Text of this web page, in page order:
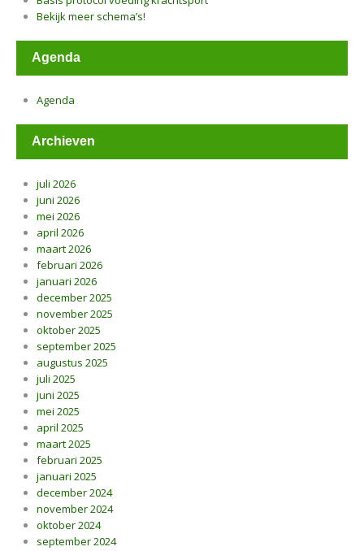
Bekijk meer schema’s!
Agenda
Agenda
Archieven
juli 2026
juni 2026
mei 2026
april 2026
maart 2026
februari 2026
januari 2026
december 2025
november 2025
oktober 2025
september 2025
augustus 2025
juli 2025
juni 2025
mei 2025
april 2025
maart 2025
februari 2025
januari 2025
december 2024
november 2024
oktober 2024
september 2024